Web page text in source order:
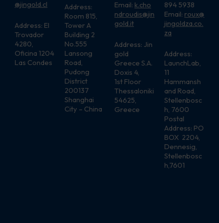
@jingold.cl
Address: El
Trovador
4280,
Oficina 1204
Las Condes
Address:
Room 815,
Tower A
Building 2
No.555
Lansong
Road,
Pudong
District
200137
Shanghai
City – China
Email: k.cho
ndroudis@jin
gold.it
Address: Jin
gold
Greece S.A.
Doxis 4,
1st Floor
Thessaloniki
54625,
Greece
894 5938
Email: roux@
jingoldza.co.
za
Address:
LaunchLab,
11
Hammansh
and Road,
Stellenbosc
h, 7600
Postal
Address: PO
BOX 2204,
Dennesig,
Stellenbosc
h,7601